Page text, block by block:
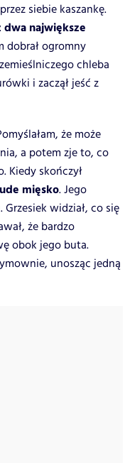
siebie kaszankę.
dwa największe
dobrał ogromny
chleba
i zaczął jeść z
że może
a potem zje to, co
Kiedy skończył
mięsko. Jego
widział, co się
że bardzo
obok jego buta.
unosząc jedną